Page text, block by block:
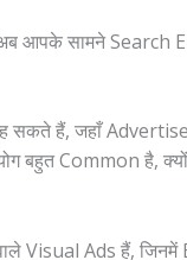
आपके सामने
हैं, जहाँ
बहुत Common है,
Visual Ads हैं,